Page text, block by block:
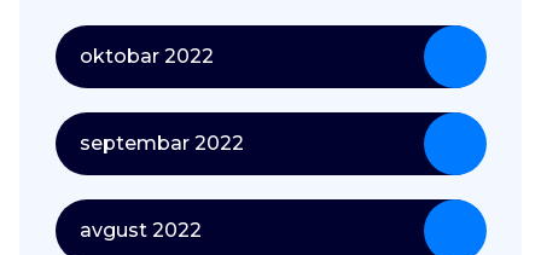
oktobar 2022
septembar 2022
avgust 2022